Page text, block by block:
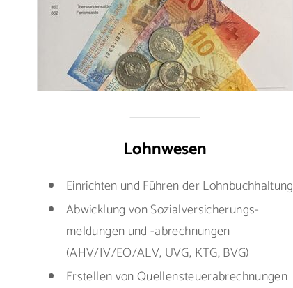
Lohnwesen
Einrichten und Führen der Lohnbuchhaltung
Abwicklung von Sozialversicherungs-
meldungen und -abrechnungen
(AHV/IV/EO/ALV, UVG, KTG, BVG)
Erstellen von Quellensteuerabrechnungen